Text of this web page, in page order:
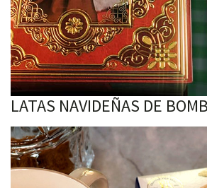
LATAS NAVIDEÑAS DE